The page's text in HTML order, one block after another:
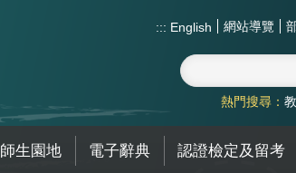
::: English 網站導覽
熱門搜尋：
師生園地 電子辭典 認證檢定及留考